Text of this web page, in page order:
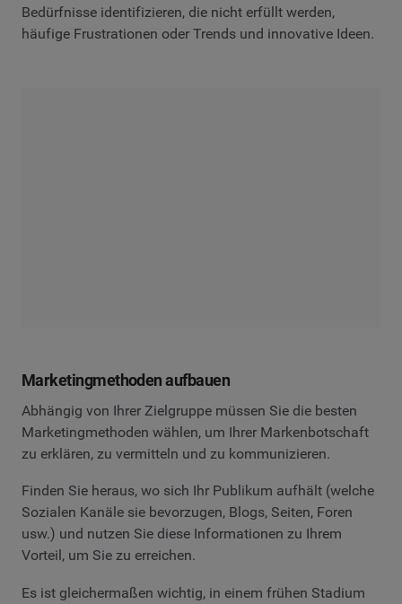
Bedürfnisse identifizieren, die nicht erfüllt werden,
häufige Frustrationen oder Trends und innovative Ideen.
Marketingmethoden aufbauen
Abhängig von Ihrer Zielgruppe müssen Sie die besten
Marketingmethoden wählen, um Ihrer Markenbotschaft
zu erklären, zu vermitteln und zu kommunizieren.
Finden Sie heraus, wo sich Ihr Publikum aufhält (welche
Sozialen Kanäle sie bevorzugen, Blogs, Seiten, Foren
usw.) und nutzen Sie diese Informationen zu Ihrem
Vorteil, um Sie zu erreichen.
Es ist gleichermaßen wichtig, in einem frühen Stadium